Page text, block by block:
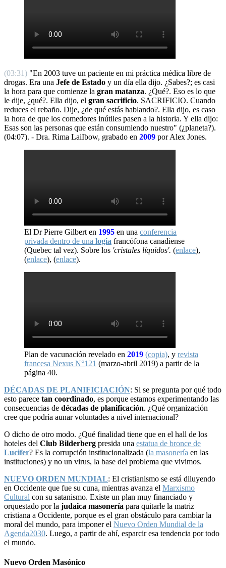
(03:31) "En 2003 tuve un paciente en mi práctica médica libre de
drogas. Era una Jefe de Estado y un día ella dijo. ¿Sabes?; es casi
la hora para que comienze la gran matanza. ¿Qué?. Eso es lo que
le dije, ¿qué?. Ella dijo, el gran sacrificio. SACRIFICIO. Cuando
reduces el rebaño. Dije, ¿de qué estás hablando?. Ella dijo, es caso
la hora de que los comedores inútiles pasen a la historia. Y ella dijo:
Esas son las personas que están consumiendo nuestro" (¿planeta?).
(04:07). - Dra. Rima LaiIbow, grabado en 2009 por Alex Jones.
El Dr Pierre Gilbert en 1995 en una conferencia
privada dentro de una logia francófona canadiense
(Quebec tal vez). Sobre los 'cristales líquidos'. (enlace),
(enlace), (enlace).
Plan de vacunación revelado en 2019 (copia), y revista
francesa Nexus N°121 (marzo-abril 2019) a partir de la
página 40.
DÉCADAS DE PLANIFICIACIÓN: Si se pregunta por qué todo
esto parece tan coordinado, es porque estamos experimentando las
consecuencias de décadas de planificación. ¿Qué organización
cree que podría aunar voluntades a nivel internacional?
O dicho de otro modo. ¿Qué finalidad tiene que en el hall de los
hoteles del Club Bilderberg presida una estatua de bronce de
Lucifer? Es la corrupción institucionalizada (la masonería en las
instituciones) y no un virus, la base del problema que vivimos.
NUEVO ORDEN MUNDIAL: El cristianismo se está diluyendo
en Occidente que fue su cuna, mientras avanza el Marxismo
Cultural con su satanismo. Existe un plan muy financiado y
orquestado por la judaica masonería para quitarle la matriz
cristiana a Occidente, porque es el gran obstáculo para cambiar la
moral del mundo, para imponer el Nuevo Orden Mundial de la
Agenda2030. Luego, a partir de ahí, esparcir esa tendencia por todo
el mundo.
Nuevo Orden Masónico